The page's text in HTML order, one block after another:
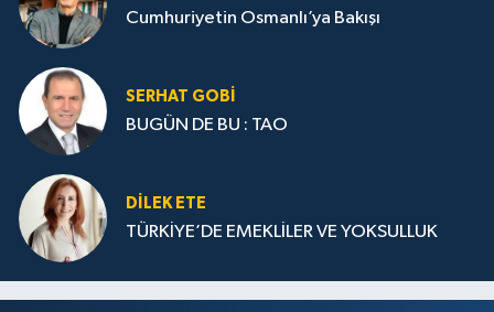
Cumhuriyetin Osmanlı’ya Bakışı
SERHAT GOBİ
BUGÜN DE BU : TAO
DILEK ETE
TÜRKİYE’DE EMEKLİLER VE YOKSULLUK